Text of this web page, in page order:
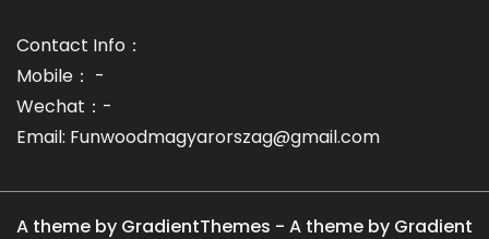
Contact Info：
Mobile： -
Wechat：-
Email: Funwoodmagyarorszag@gmail.com
A theme by GradientThemes - A theme by Gradient